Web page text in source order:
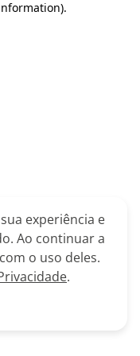
.
experiência e
Ao continuar a
o uso deles.
.